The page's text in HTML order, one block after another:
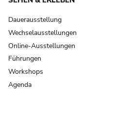
Dauerausstellung
Wechselausstellungen
Online-Ausstellungen
Führungen
Workshops
Agenda